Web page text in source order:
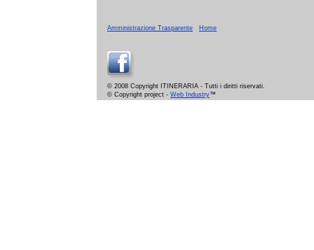
Amministrazione Trasparente Home
© 2008 Copyright ITINERARIA - Tutti i diritti riservati.
© Copyright project - Web Industry™